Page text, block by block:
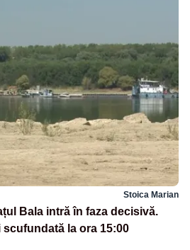
Stoica Marian
Bala intră în faza decisivă.
scufundată la ora 15:00